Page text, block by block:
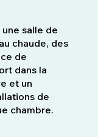
salle de
chaude, des
de
dans la
et un
de
chambre.